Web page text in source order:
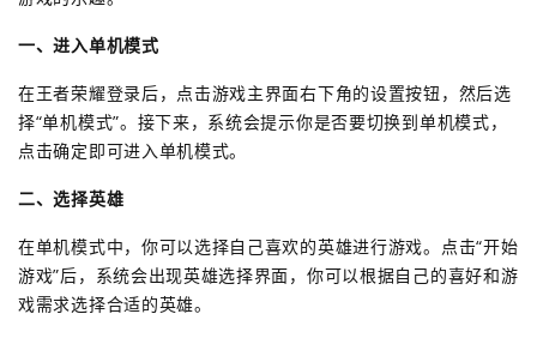
一、进入单机模式
在王者荣耀登录后，点击游戏主界面右下角的设置按钮，然后选
择“单机模式”。接下来，系统会提示你是否要切换到单机模式，
点击确定即可进入单机模式。
二、选择英雄
在单机模式中，你可以选择自己喜欢的英雄进行游戏。点击“开始
游戏”后，系统会出现英雄选择界面，你可以根据自己的喜好和游
戏需求选择合适的英雄。